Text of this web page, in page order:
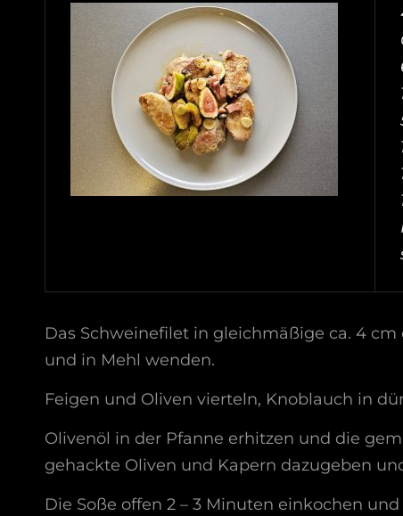
Das Schweinefilet in gleichmäßige ca. 4
und in Mehl wenden.
Feigen und Oliven vierteln, Knoblauch in
Olivenöl in der Pfanne erhitzen und die
gehackte Oliven und Kapern dazugeben
Die Soße offen 2 – 3 Minuten einkochen